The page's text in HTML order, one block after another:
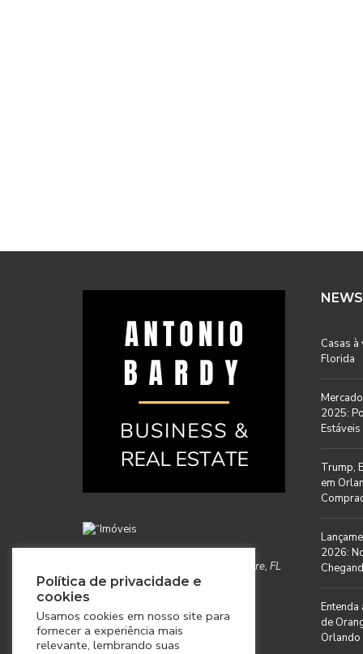
1961 Westhill Run, Windermere, FL
34786
+1 (407) 796-7777
NEWS
Casas
Florida
2025:
Estáveis
Trump,
em
2026:
de
Orlando
Política de privacidade e
cookies
Usamos cookies em nosso site para
fornecer a experiência mais
relevante, lembrando suas